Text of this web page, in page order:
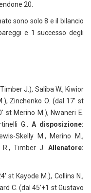
20.
sono solo 8 e il bilancio
e 1 successo degli
J.), Saliba W., Kiwior
Zinchenko O. (dal 17′ st
st Merino M.), Nwaneri E.
G..A disposizione:
Skelly M., Merino M.,
R., Timber J. Allenatore:
st Kayode M.), Collins N.,
C. (dal 45’+1 st Gustavo